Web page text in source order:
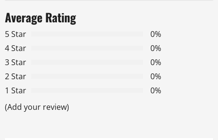
a
v
i
g
a
Average Rating
5 Star
0%
4 Star
0%
3 Star
0%
2 Star
0%
1 Star
0%
(Add your review)